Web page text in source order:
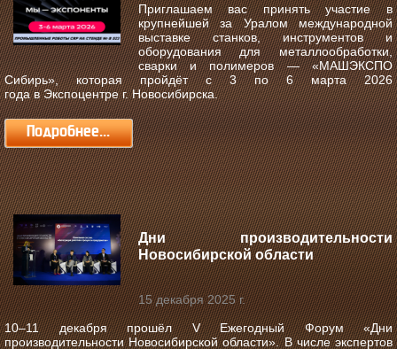
Приглашаем вас принять участие в
крупнейшей за Уралом международной
выставке станков, инструментов и
оборудования для металлообработки,
сварки и полимеров —«МАШЭКСПО
Сибирь», которая пройдёт с3 по 6 марта 2026
годавЭкспоцентре г. Новосибирска.
Подробнее...
Дни производительности
Новосибирской области
15 декабря 2025 г.
10–11 декабря прошёл V Ежегодный Форум «Дни
производительности Новосибирской области».В числе экспертов